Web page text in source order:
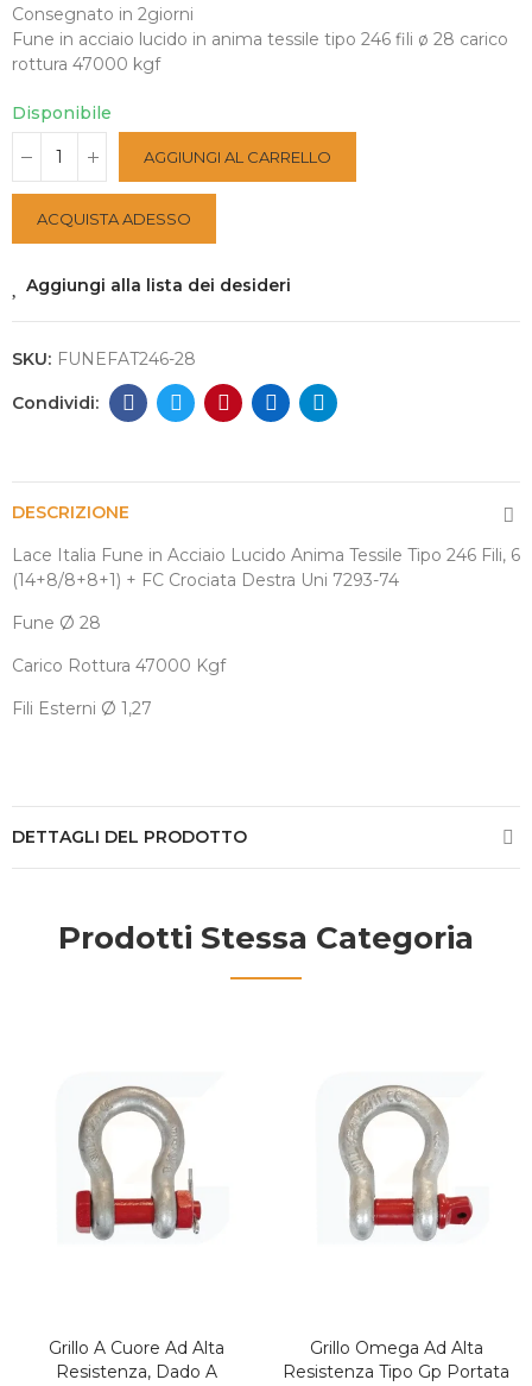
Consegnato in 2giorni
Fune in acciaio lucido in anima tessile tipo 246 fili ø 28 carico
rottura 47000 kgf
Disponibile
AGGIUNGI AL CARRELLO
ACQUISTA ADESSO
Aggiungi alla lista dei desideri
SKU: FUNEFAT246-28
DESCRIZIONE
Lace Italia Fune in Acciaio Lucido Anima Tessile Tipo 246 Fili, 6
(14+8/8+8+1) + FC Crociata Destra Uni 7293-74
Fune Ø 28
Carico Rottura 47000 Kgf
Fili Esterni Ø 1,27
DETTAGLI DEL PRODOTTO
Prodotti Stessa Categoria
Grillo A Cuore Ad Alta
Resistenza, Dado A
Grillo Omega Ad Alta
Resistenza Tipo Gp Portata